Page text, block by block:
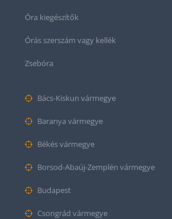
Óra kiegészítők
Órás szerszám vagy kellék
Zsebóra
Bács-Kiskun vármegye
Baranya vármegye
Békés vármegye
Borsod-Abaúj-Zemplén vármegye
Budapest
Csongrád vármegye